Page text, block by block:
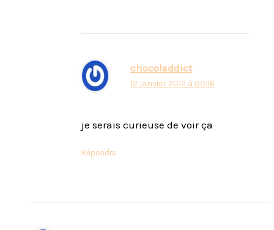
chocoladdict
12 janvier 2012 à 00:16
je serais curieuse de voir ça
Répondre